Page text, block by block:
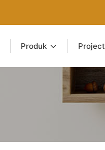
Produk Project